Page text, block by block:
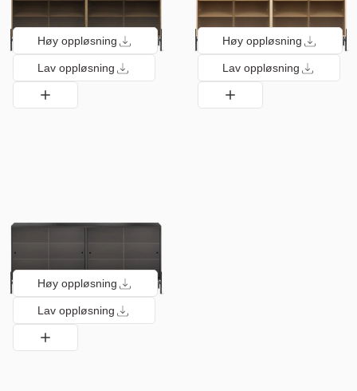
Høy oppløsning
Lav oppløsning
Høy oppløsning
Lav oppløsning
Høy oppløsning
Lav oppløsning